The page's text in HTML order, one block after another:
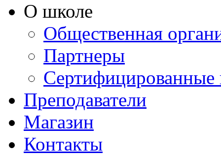
О школе
Общественная
Партнеры
Сертифицированные
Преподаватели
Магазин
Контакты